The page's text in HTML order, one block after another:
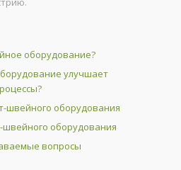
оборудование?
улучшает
швейного оборудования
оборудования
вопросы